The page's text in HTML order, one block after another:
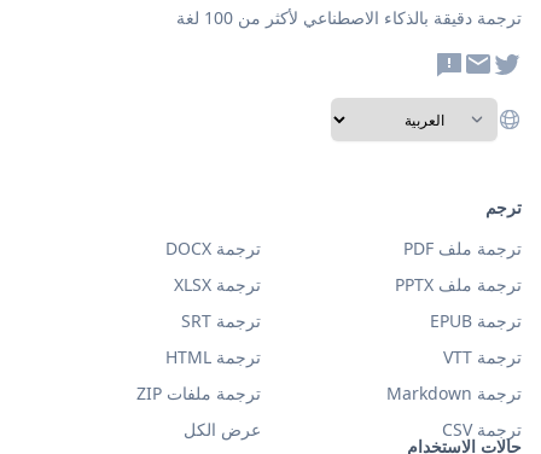
ترجمة دقيقة بالذكاء الاصطناعي لأكثر من 100 لغة
حالات الاستخدام
ترجم
ترجمة ملف PDF
ترجمة DOCX
ترجمة ملف PPTX
ترجمة XLSX
ترجمة EPUB
ترجمة SRT
ترجمة VTT
ترجمة HTML
ترجمة Markdown
ترجمة ملفات ZIP
ترجمة CSV
عرض الكل